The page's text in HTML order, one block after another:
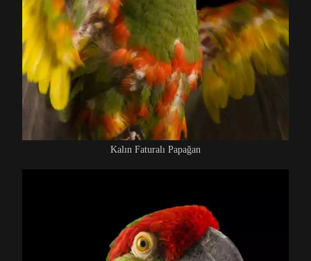
Kalın Faturalı Papağan